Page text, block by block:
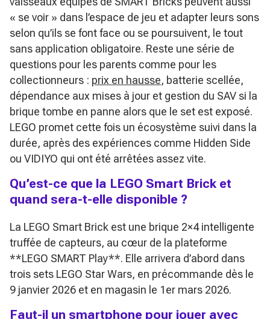
« se voir » dans l’espace de jeu et adapter leurs sons
selon qu’ils se font face ou se poursuivent, le tout
sans application obligatoire. Reste une série de
questions pour les parents comme pour les
collectionneurs : prix en hausse, batterie scellée,
dépendance aux mises à jour et gestion du SAV si la
brique tombe en panne alors que le set est exposé.
LEGO promet cette fois un écosystème suivi dans la
durée, après des expériences comme Hidden Side
ou VIDIYO qui ont été arrêtées assez vite.
Qu’est-ce que la LEGO Smart Brick et
quand sera-t-elle disponible ?
La LEGO Smart Brick est une brique 2×4 intelligente
truffée de capteurs, au cœur de la plateforme
**LEGO SMART Play**. Elle arrivera d’abord dans
trois sets LEGO Star Wars, en précommande dès le
9 janvier 2026 et en magasin le 1er mars 2026.
Faut-il un smartphone pour jouer avec